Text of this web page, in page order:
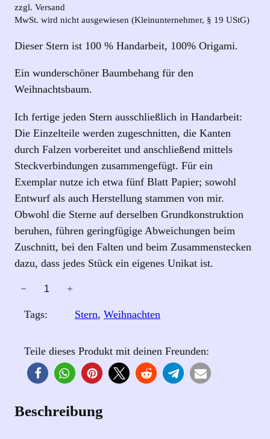
zzgl. Versand
MwSt. wird nicht ausgewiesen (Kleinunternehmer, § 19 UStG)
Dieser Stern ist 100 % Handarbeit, 100% Origami.
Ein wunderschöner Baumbehang für den
Weihnachtsbaum.
Ich fertige jeden Stern ausschließlich in Handarbeit:
Die Einzelteile werden zugeschnitten, die Kanten
durch Falzen vorbereitet und anschließend mittels
Steckverbindungen zusammengefügt. Für ein
Exemplar nutze ich etwa fünf Blatt Papier; sowohl
Entwurf als auch Herstellung stammen von mir.
Obwohl die Sterne auf derselben Grundkonstruktion
beruhen, führen geringfügige Abweichungen beim
Zuschnitt, bei den Falten und beim Zusammenstecken
dazu, dass jedes Stück ein eigenes Unikat ist.
ü
r
− +
Tags: Stern, Weihnachten
Teile dieses Produkt mit deinen Freunden:
Beschreibung